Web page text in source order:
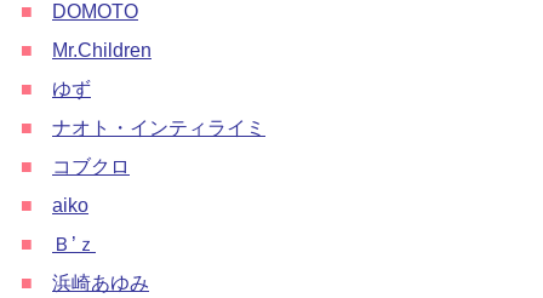
■
DOMOTO
■
Mr.Children
■
ゆず
■
ナオト・インティライミ
■
コブクロ
■
aiko
■
Ｂ’ｚ
■
浜崎あゆみ